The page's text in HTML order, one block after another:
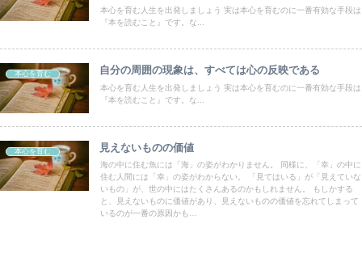
本心を育む人生を出発しましょう 実は本心を育むのに一番有効な手段は
『本を読むこと』です。な...
本心を育む 自分の周囲の現象は、すべては心の反映である
本心を育む人生を出発しましょう 実は本心を育むのに一番有効な手段は
『本を読むこと』です。な...
本心を育む 見えないものの価値
海の中に住む魚には「海」の姿がわかりません。 同様に、「幸」の中に
住む人間には「幸」の姿がわからない。 「見てはいる」が「見えていな
いもの」が、世の中にはたくさんあるのかもしれません。 もしかする
と、見えないものに価値があり、見えないものの価値を忘れてしまって
いるのが一番の原因かも…